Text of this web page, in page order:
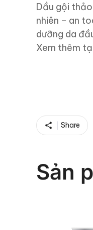
Dầu gội
nhiên – an
dưỡng da
Xem thêm
Share
Sản